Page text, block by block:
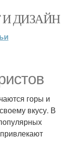
И ДИЗАЙН
горы и
вкусу. В